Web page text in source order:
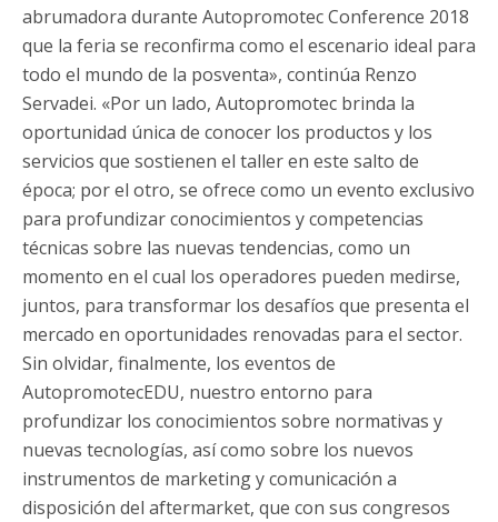
abrumadora durante Autopromotec Conference 2018
que la feria se reconfirma como el escenario ideal para
todo el mundo de la posventa», continúa Renzo
Servadei. «Por un lado, Autopromotec brinda la
oportunidad única de conocer los productos y los
servicios que sostienen el taller en este salto de
época; por el otro, se ofrece como un evento exclusivo
para profundizar conocimientos y competencias
técnicas sobre las nuevas tendencias, como un
momento en el cual los operadores pueden medirse,
juntos, para transformar los desafíos que presenta el
mercado en oportunidades renovadas para el sector.
Sin olvidar, finalmente, los eventos de
AutopromotecEDU, nuestro entorno para
profundizar los conocimientos sobre normativas y
nuevas tecnologías, así como sobre los nuevos
instrumentos de marketing y comunicación a
disposición del aftermarket, que con sus congresos